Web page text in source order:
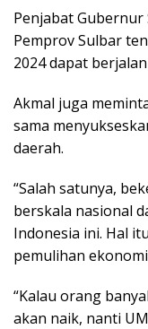
Penjabat
Pemprov Sulbar
2024 dapat
Akmal juga
sama
daerah.
“Salah satunya,
berskala nasional
Indonesia ini. Hal
pemulihan
“Kalau orang
akan naik, nanti